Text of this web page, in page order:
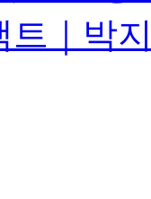
트｜박